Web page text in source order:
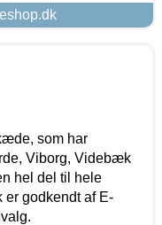
som har
Viborg, Videbæk
hel del til hele
er godkendt af E-